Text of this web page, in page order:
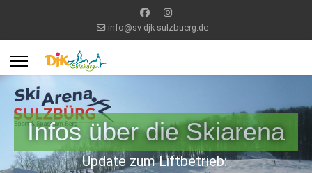
info@sv-djk-sulzbuerg.de
Infos über die Skiarena
Update zum Liftbetrieb: